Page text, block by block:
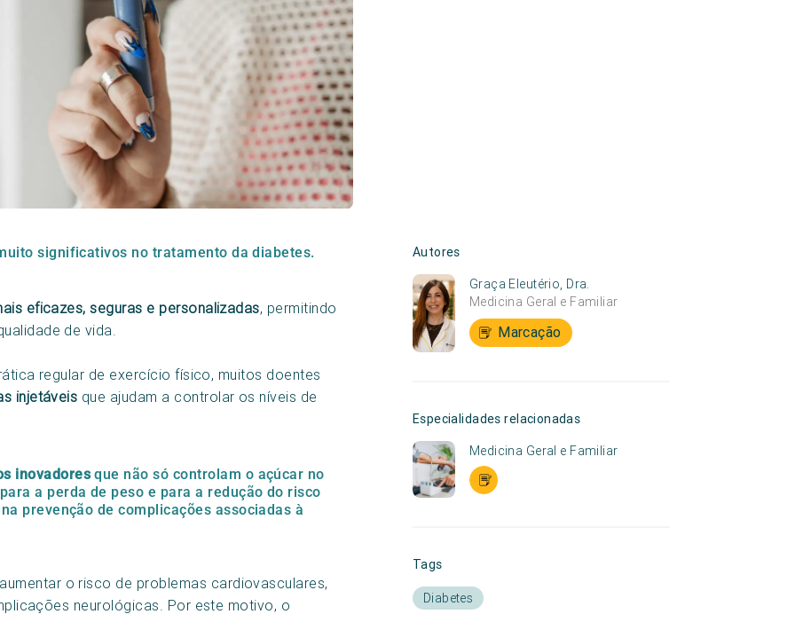
significativos no tratamento da diabetes.
eficazes, seguras e personalizadas, permitindo
de vida.
regular de exercício físico, muitos doentes
injetáveis que ajudam a controlar os níveis de
inovadoresque não só controlam o açúcar no
a perda de peso e para a redução do risco
prevenção de complicações associadas à
o risco de problemas cardiovasculares,
neurológicas. Por este motivo, o
Autores
Graça Eleutério, Dra.
Medicina Geral e Familiar
Marcação
Especialidades relacionadas
Medicina Geral e Familiar
Tags
Diabetes